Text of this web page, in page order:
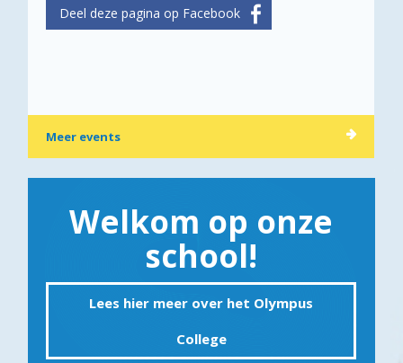
Meer events
Welkom op onze
school!
Lees hier meer over het Olympus
College